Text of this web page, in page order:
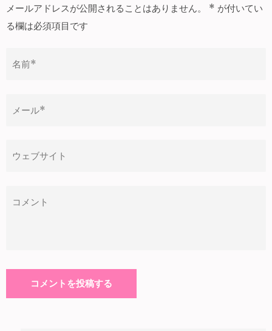
ゲ
ー
ョ
メールアドレスが公開されることはありません。 * が付いてい
る欄は必須項目です